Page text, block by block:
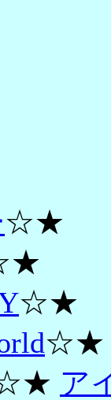
☆★
☆★
☆★
ア